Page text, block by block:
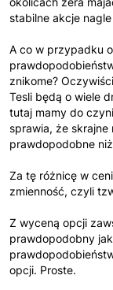
stabilne akcje
A co w przypadku
znikome?
Tesli będą o wiele
tutaj mamy do
sprawia, że skrajne
prawdopodobne
Za tę różnicę w
zmienność, czyli
Z wyceną opcji
prawdopodobny
opcji. Proste.